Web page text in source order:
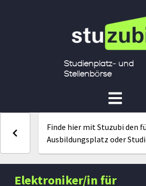
Studienplatz- und
Stellenbörse
Finde hier mit Stuzubi den
Ausbildungsplatz oder
Elektroniker/in für